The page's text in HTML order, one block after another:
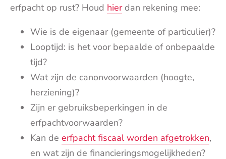
erfpacht op rust? Houd hierdan rekening mee:
Wie is de eigenaar (gemeente of particulier)?
Looptijd: is het voor bepaalde of onbepaalde
tijd?
Wat zijn de canonvoorwaarden (hoogte,
herziening)?
Zijn er gebruiksbeperkingen in de
erfpachtvoorwaarden?
Kan de erfpacht fiscaal worden afgetrokken,
en wat zijn de financieringsmogelijkheden?